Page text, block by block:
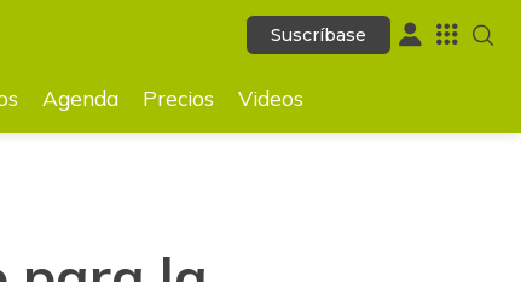
Suscríbase
Suscríbase
Agenda Precios Videos